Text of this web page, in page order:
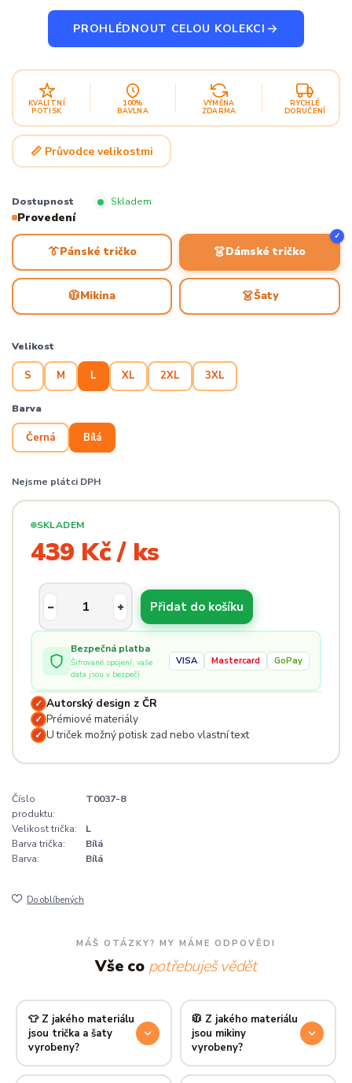
PROHLÉDNOUT CELOU KOLEKCI
KVALITNÍ
POTISK
100%
BAVLNA
VÝMĚNA
ZDARMA
RYCHLÉ
DORUČENÍ
📏 Průvodce velikostmi
Dostupnost Skladem
Provedení
👔Pánské tričko 👗Dámské tričko
✓
🧥Mikina 👗Šaty
Velikost
S M L XL 2XL 3XL
Barva
Černá Bílá
Nejsme plátci DPH
SKLADEM
439 Kč / ks
Přidat do košíku
Bezpečná platba
Šifrované spojení, vaše
data jsou v bezpečí
VISA Mastercard GoPay
✓ Autorský design z ČR
✓ Prémiové materiály
✓ U triček možný potisk zad nebo vlastní text
Číslo
produktu:
T0037-8
Velikost trička:
L
Barva trička:
Bílá
Barva:
Bílá
Do oblíbených
MÁŠ OTÁZKY? MY MÁME ODPOVĚDI
Vše co potřebuješ vědět
👕 Z jakého materiálu
jsou trička a šaty
vyrobeny?
Používáme prémiovou 100%
🧥 Z jakého materiálu
jsou mikiny
vyrobeny?
Mikiny šijeme ze směsi80 %